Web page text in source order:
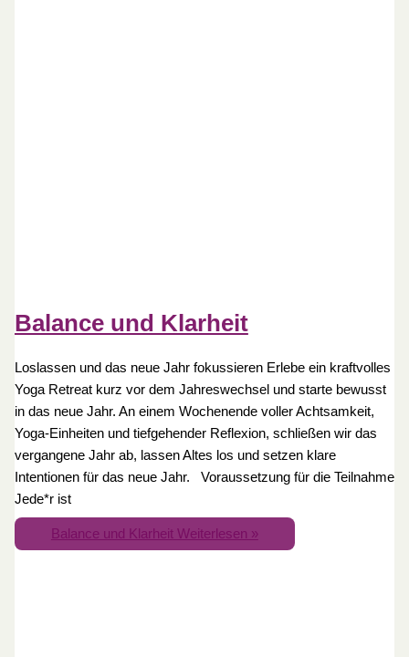
Balance und Klarheit
Loslassen und das neue Jahr fokussieren Erlebe ein kraftvolles
Yoga Retreat kurz vor dem Jahreswechsel und starte bewusst
in das neue Jahr. An einem Wochenende voller Achtsamkeit,
Yoga-Einheiten und tiefgehender Reflexion, schließen wir das
vergangene Jahr ab, lassen Altes los und setzen klare
Intentionen für das neue Jahr. Voraussetzung für die Teilnahme
Jede*r ist
Balance und KlarheitWeiterlesen »